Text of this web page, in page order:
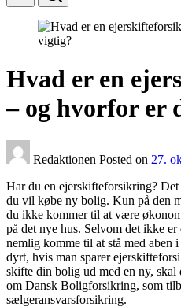
Hvad er en
– og hvorfor er
Redaktionen Posted on 27.
Har du en ejerskifteforsikring?
du vil købe ny bolig. Kun på den
du ikke kommer til at være
på det nye hus. Selvom det ikke
nemlig komme til at stå med aben
dyrt, hvis man sparer
skifte din bolig ud med en ny,
om Dansk Boligforsikring, som
sælgeransvarsforsikring.